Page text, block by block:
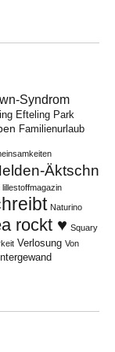
Syndrom
Efteling Park
Familienurlaub
Äktschn
lillestoffmagazin
Naturino
rockt ♥ Squary
Verlosung Von